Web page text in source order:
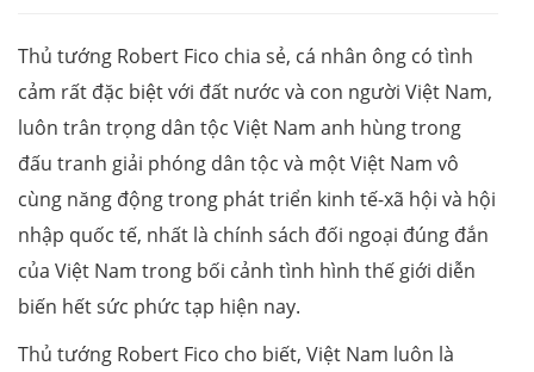
Thủ tướng Robert Fico chia sẻ, cá nhân ông có tình
cảm rất đặc biệt với đất nước và con người Việt Nam,
luôn trân trọng dân tộc Việt Nam anh hùng trong
đấu tranh giải phóng dân tộc và một Việt Nam vô
cùng năng động trong phát triển kinh tế-xã hội và hội
nhập quốc tế, nhất là chính sách đối ngoại đúng đắn
của Việt Nam trong bối cảnh tình hình thế giới diễn
biến hết sức phức tạp hiện nay.
Thủ tướng Robert Fico cho biết, Việt Nam luôn là